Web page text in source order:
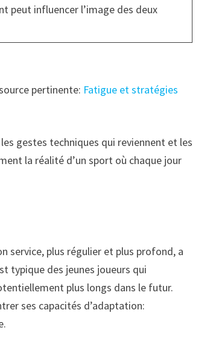
peut influencer l’image des deux
pertinente: Fatigue et stratégies
gestes techniques qui reviennent et les
la réalité d’un sport où chaque jour
service, plus régulier et plus profond, a
typique des jeunes joueurs qui
plus longs dans le futur.
ses capacités d’adaptation: